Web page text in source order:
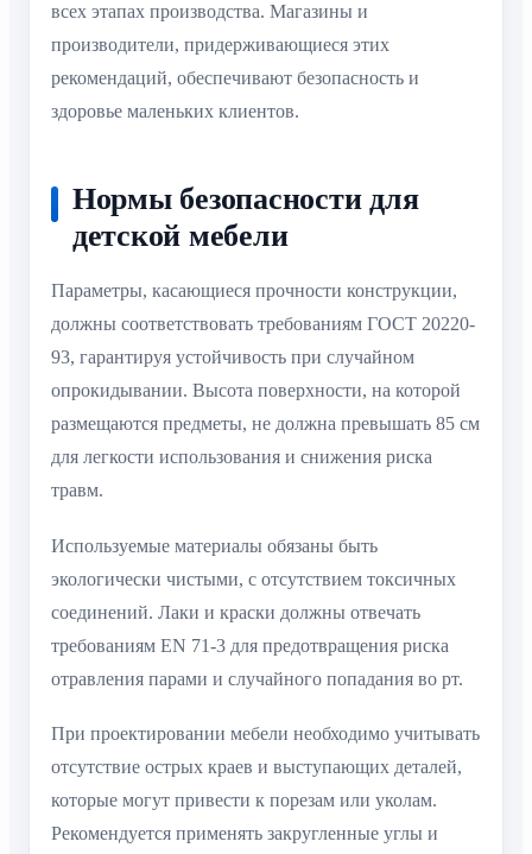
всех этапах производства. Магазины и
производители, придерживающиеся этих
рекомендаций, обеспечивают безопасность и
здоровье маленьких клиентов.
Нормы безопасности для
детской мебели
Параметры, касающиеся прочности конструкции,
должны соответствовать требованиям ГОСТ 20220-
93, гарантируя устойчивость при случайном
опрокидывании. Высота поверхности, на которой
размещаются предметы, не должна превышать 85 см
для легкости использования и снижения риска
травм.
Используемые материалы обязаны быть
экологически чистыми, с отсутствием токсичных
соединений. Лаки и краски должны отвечать
требованиям EN 71-3 для предотвращения риска
отравления парами и случайного попадания во рт.
При проектировании мебели необходимо учитывать
отсутствие острых краев и выступающих деталей,
которые могут привести к порезам или уколам.
Рекомендуется применять закругленные углы и